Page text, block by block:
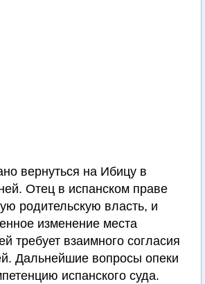
вернуться на Ибицу в
Отец в испанском праве
родительскую власть, и
изменение места
требует взаимного согласия
Дальнейшие вопросы опеки
испанского суда.